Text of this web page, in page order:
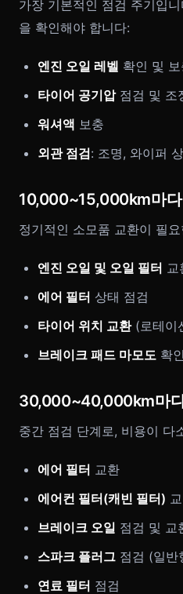
가장 기본적인 점검 주기입
을 확인해야 합니다:
엔진 오일 레벨 확인 및 보
타이어 공기압점검 및 조
워셔액 보충
외관 점검: 조명, 와이퍼
10,000~15,000km마다
정기적인 소모품 교환이 필
엔진 오일 및 오일 필터 교
에어 필터 상태 점검
타이어 위치 교환(로테이
브레이크 패드 마모도 확인
30,000~40,000km마
중간 점검 단계로, 비용이 다
에어 필터 교환
에어컨 필터(캐빈 필터)
브레이크 오일 점검 및 교
스파크 플러그 점검 (일반
연료 필터 점검